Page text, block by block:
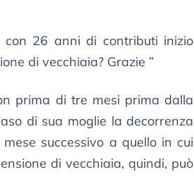
con 26 anni di contributi inizio
di vecchiaia? Grazie ”
prima di tre mesi prima dalla
di sua moglie la decorrenza
successivo a quello in cui
di vecchiaia, quindi, può